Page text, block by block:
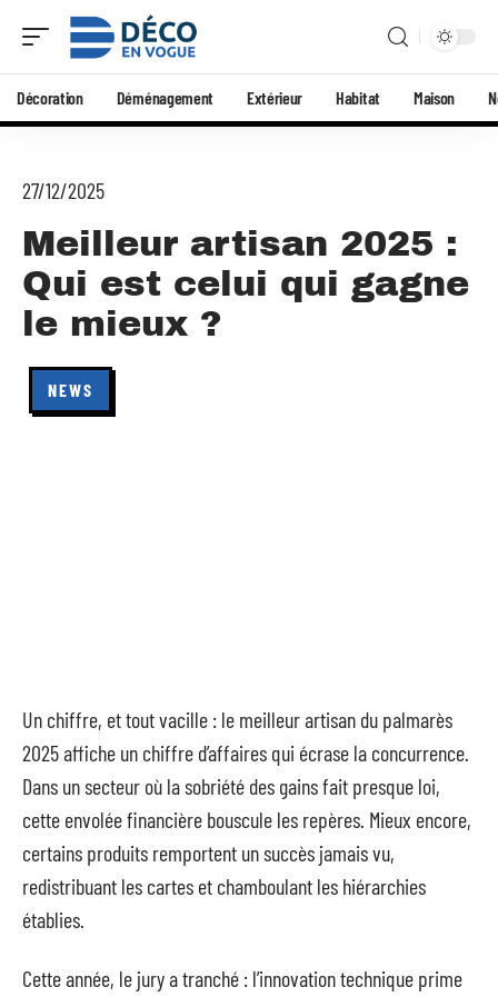
Décoration Déménagement Extérieur Habitat Maison
27/12/2025
Meilleur artisan 2025 :
Qui est celui qui gagne
le mieux ?
NEWS
Un chiffre, et tout vacille : le meilleur artisan du palmarès
2025 affiche un chiffre d’affaires qui écrase la concurrence.
Dans un secteur où la sobriété des gains fait presque loi,
cette envolée financière bouscule les repères. Mieux encore,
certains produits remportent un succès jamais vu,
redistribuant les cartes et chamboulant les hiérarchies
établies.
Cette année, le jury a tranché : l’innovation technique prime